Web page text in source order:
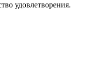
удовлетворения.